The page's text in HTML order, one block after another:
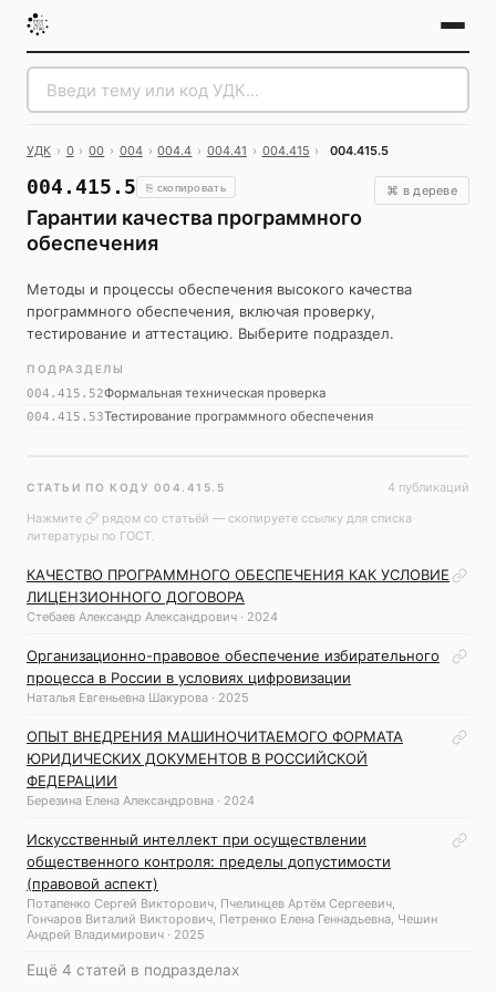
УДК › 0 › 00 › 004 › 004.4 › 004.41 › 004.415 › 004.415.5
004.415.5 ⎘ скопировать
Гарантии качества программного
обеспечения
⌘ в дереве
Методы и процессы обеспечения высокого качества
программного обеспечения, включая проверку,
тестирование и аттестацию. Выберите подраздел.
ПОДРАЗДЕЛЫ
004.415.52Формальная техническая проверка
004.415.53Тестирование программного обеспечения
СТАТЬИ ПО КОДУ 004.415.5
4 публикаций
Нажмите
рядом со статьёй — скопируете ссылку для списка
литературы по ГОСТ.
КАЧЕСТВО ПРОГРАММНОГО ОБЕСПЕЧЕНИЯ КАК УСЛОВИЕ
ЛИЦЕНЗИОННОГО ДОГОВОРА
Стебаев Александр Александрович · 2024
Организационно-правовое обеспечение избирательного
процесса в России в условиях цифровизации
Наталья Евгеньевна Шакурова · 2025
ОПЫТ ВНЕДРЕНИЯ МАШИНОЧИТАЕМОГО ФОРМАТА
ЮРИДИЧЕСКИХ ДОКУМЕНТОВ В РОССИЙСКОЙ
ФЕДЕРАЦИИ
Березина Елена Александровна · 2024
Искусственный интеллект при осуществлении
общественного контроля: пределы допустимости
(правовой аспект)
Потапенко Сергей Викторович, Пчелинцев Артём Сергеевич,
Гончаров Виталий Викторович, Петренко Елена Геннадьевна, Чешин
Андрей Владимирович · 2025
Ещё 4 статей в подразделах